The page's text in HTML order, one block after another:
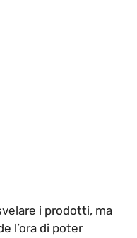
i prodotti, ma
l’ora di poter